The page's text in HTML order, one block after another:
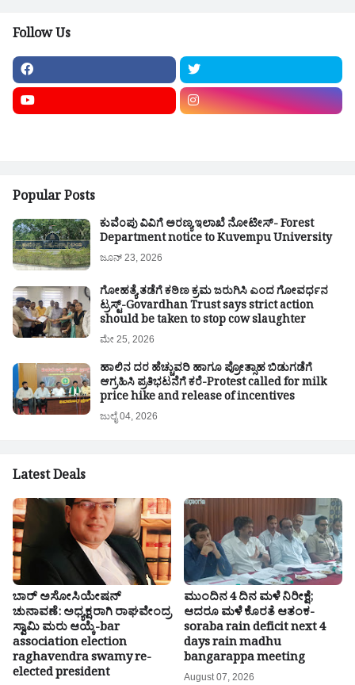
Follow Us
Popular Posts
ಕುವೆಂಪು ವಿವಿಗೆ ಅರಣ್ಯ ಇಲಾಖೆ ನೋಟೀಸ್- Forest
Department notice to Kuvempu University
ಜೂನ್ 23, 2026
ಗೋಹತ್ಯೆ ತಡೆಗೆ ಕಠಿಣ ಕ್ರಮ ಜರುಗಿಸಿ ಎಂದ ಗೋವರ್ಧನ
ಟ್ರಸ್ಟ್-Govardhan Trust says strict action
should be taken to stop cow slaughter
ಮೇ 25, 2026
ಹಾಲಿನ ದರ ಹೆಚ್ಚುವರಿ ಹಾಗೂ ಪ್ರೋತ್ಸಾಹ ಬಿಡುಗಡೆಗೆ
ಆಗ್ರಹಿಸಿ ಪ್ರತಿಭಟನೆಗೆ ಕರೆ-Protest called for milk
price hike and release of incentives
ಜುಲೈ 04, 2026
Latest Deals
ಬಾರ್ ಅಸೋಸಿಯೇಷನ್
ಚುನಾವಣೆ: ಅಧ್ಯಕ್ಷರಾಗಿ ರಾಘವೇಂದ್ರ
ಸ್ವಾಮಿ ಮರು ಆಯ್ಕೆ-bar
association election
raghavendra swamy re-
elected president
ಮುಂದಿನ 4 ದಿನ ಮಳೆ ನಿರೀಕ್ಷೆ;
ಆದರೂ ಮಳೆ ಕೊರತೆ ಆತಂಕ-
soraba rain deficit next 4
days rain madhu
bangarappa meeting
August 07, 2026